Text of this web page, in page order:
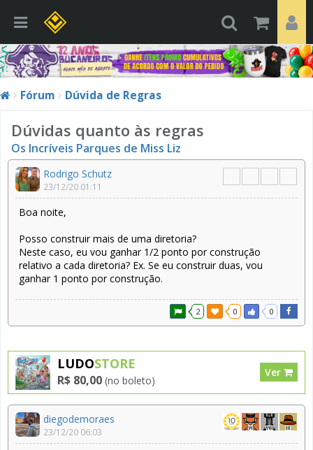
Fórum Dúvida de Regras
Dúvidas quanto às regras
Os Incríveis Parques de Miss Liz
Rodrigo Schutz
23/12/20 01:11
Boa noite,
Posso construir mais de uma diretoria?
Neste caso, eu vou ganhar 1/2 ponto por construção
relativo a cada diretoria? Ex. Se eu construir duas, vou
ganhar 1 ponto por construção.
2 0 0
LUDOSTORE
R$ 80,00 (no boleto)
Ver
diegodemoraes
23/12/20 06:03